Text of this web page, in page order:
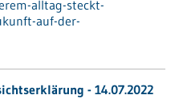
alltag-steckt-
auf-der-
- 14.07.2022